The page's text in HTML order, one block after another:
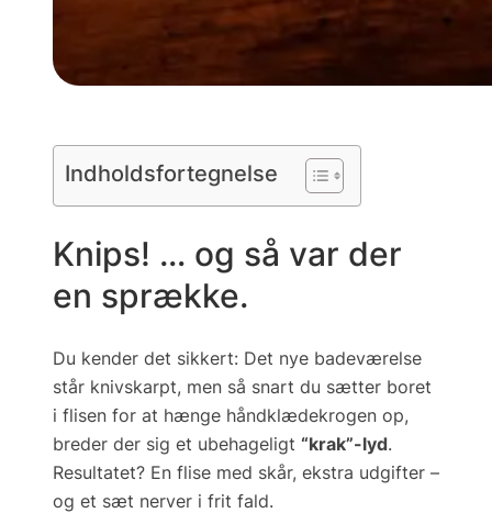
Indholdsfortegnelse
Knips! … og så var der
en sprække.
Du kender det sikkert: Det nye badeværelse
står knivskarpt, men så snart du sætter boret
i flisen for at hænge håndklædekrogen op,
breder der sig et ubehageligt “krak”-lyd.
Resultatet? En flise med skår, ekstra udgifter –
og et sæt nerver i frit fald.